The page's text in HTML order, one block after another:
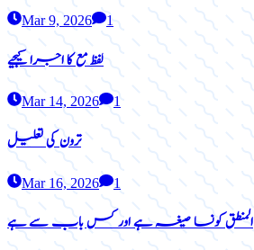
Mar 9, 2026 1
لفظ مع کا اجرا کیجیے
Mar 14, 2026 1
ترون کی تعلیل
Mar 16, 2026 1
المنطق کونسا صیغہ ہے اور کس باب سے ہے